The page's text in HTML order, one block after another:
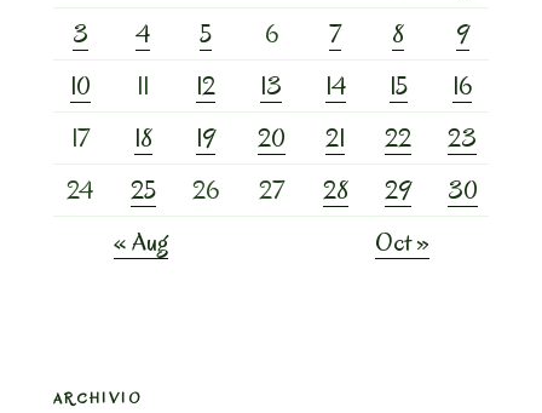
3
4 5 6 7 8
9
10
11 12 13 14 15
16
17
18 19 20 21 22
23
24
25 26 27 28 29
30
« Aug
Oct »
ARCHIVIO